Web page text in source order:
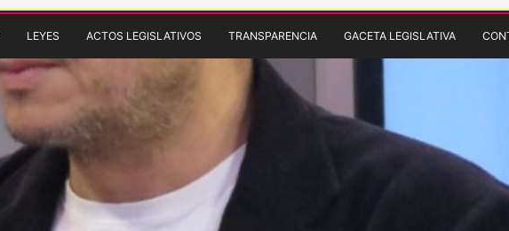
LEYES ACTOS LEGISLATIVOS TRANSPARENCIA GACETA LEGISLATIVA